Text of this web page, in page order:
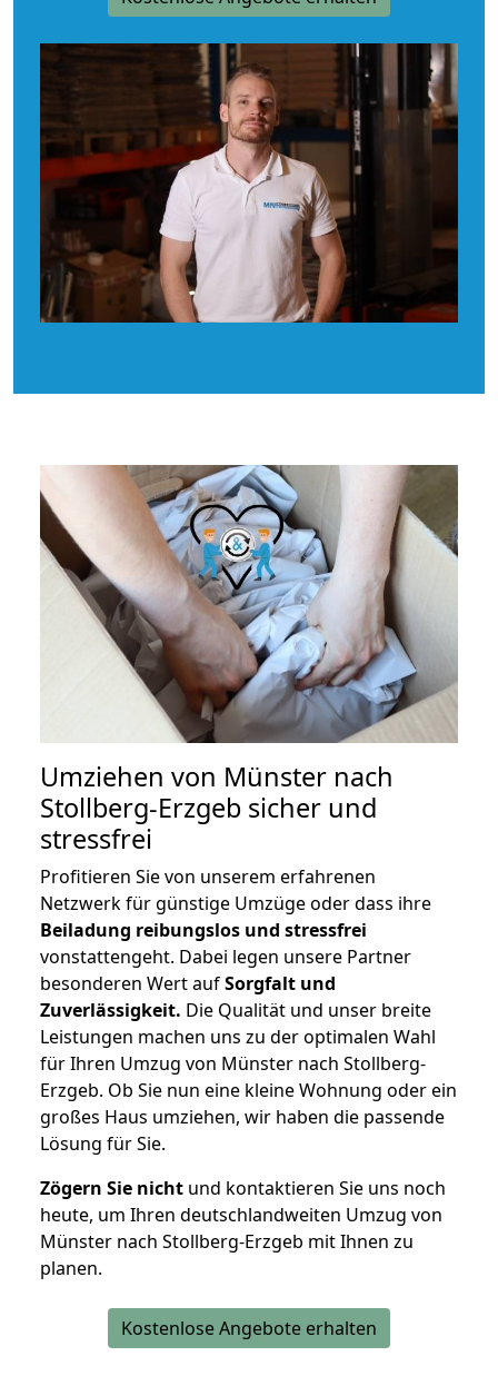
Umziehen von Münster nach
Stollberg-Erzgeb sicher und
stressfrei
Profitieren Sie von unserem erfahrenen
Netzwerk für günstige Umzüge oder dass ihre
Beiladung reibungslos und stressfrei
vonstattengeht. Dabei legen unsere Partner
besonderen Wert aufSorgfalt und
Zuverlässigkeit. Die Qualität und unser breite
Leistungen machen uns zu der optimalen Wahl
für Ihren Umzug von Münster nach Stollberg-
Erzgeb. Ob Sie nun eine kleine Wohnung oder ein
großes Haus umziehen, wir haben die passende
Lösung für Sie.
Zögern Sie nicht und kontaktieren Sie uns noch
heute, um Ihren deutschlandweiten Umzug von
Münster nach Stollberg-Erzgeb mit Ihnen zu
planen.
Kostenlose Angebote erhalten